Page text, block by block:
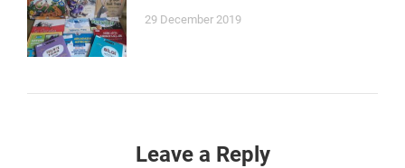
29 December 2019
Leave a Reply